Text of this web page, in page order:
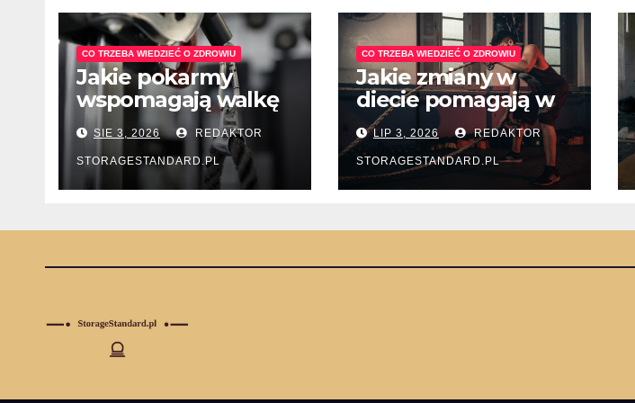
CO TRZEBA WIEDZIEĆ O ZDROWIU
Jakie pokarmy
wspomagają walkę
z nadciśnieniem
tętniczym?
SIE 3, 2026 REDAKTOR
STORAGESTANDARD.PL
CO TRZEBA WIEDZIEĆ O ZDROWIU
Jakie zmiany w
diecie pomagają w
leczeniu chorób
układu
pokarmowego?
LIP 3, 2026 REDAKTOR
STORAGESTANDARD.PL